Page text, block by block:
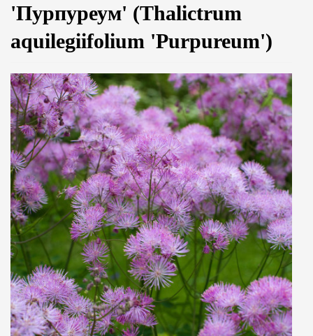
'Пурпуреум' (Thalictrum
aquilegiifolium 'Purpureum')